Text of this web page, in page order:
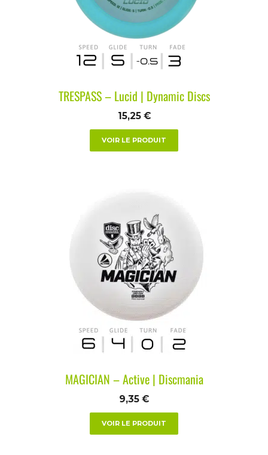
TRESPASS – Lucid | Dynamic Discs
15,25 €
VOIR LE PRODUIT
MAGICIAN – Active | Discmania
9,35 €
VOIR LE PRODUIT